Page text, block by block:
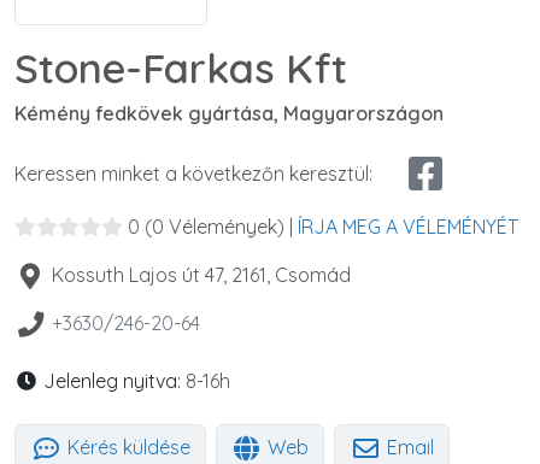
Stone-Farkas Kft
Kémény fedkövek gyártása, Magyarországon
Keressen minket a következőn keresztül:
0 (0 Vélemények) | ÍRJA MEG A VÉLEMÉNYÉT
Kossuth Lajos út 47, 2161 Csomád
+3630/246-20-64
Jelenleg nyitva: 8-16h
Kérés küldése Web Email